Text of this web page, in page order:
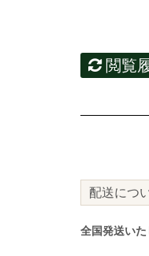
閲覧
配送につ
全国発送いた